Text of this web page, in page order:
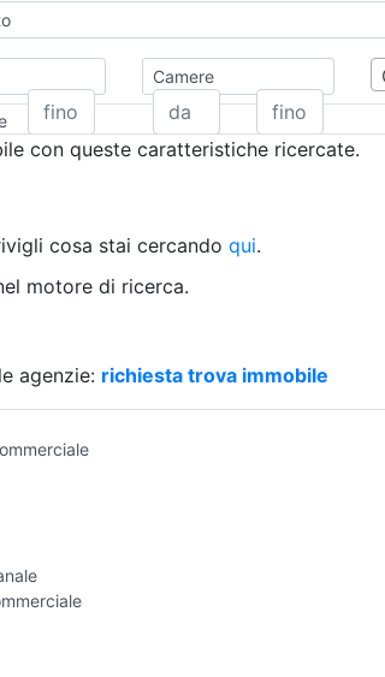
Camere
con queste caratteristiche ricercate.
cosa stai cercando qui.
motore di ricerca.
agenzie: richiesta trova immobile